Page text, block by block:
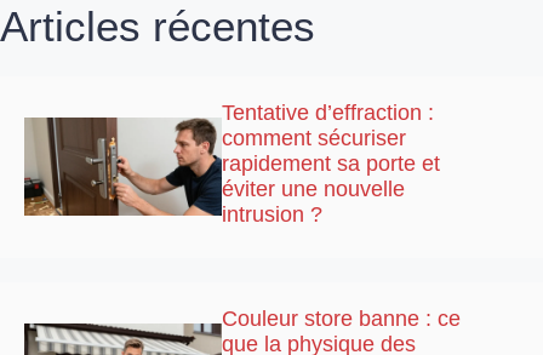
Articles récentes
Tentative d’effraction :
comment sécuriser
rapidement sa porte et
éviter une nouvelle
intrusion ?
Couleur store banne : ce
que la physique des